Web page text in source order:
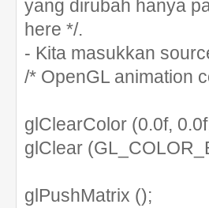
yang dirubah hanya
here */.
- Kita masukkan
/* OpenGL animation
glClearColor (0.0f,
glClear
glPushMatrix ();